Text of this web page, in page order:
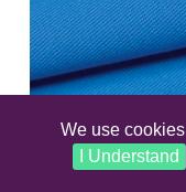
We use
I Understand